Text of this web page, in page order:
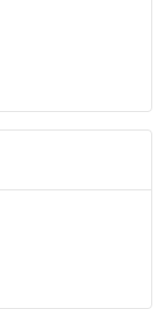
お願いいたします。